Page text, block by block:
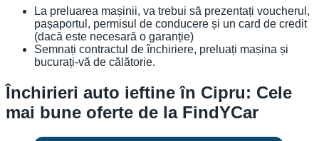
La preluarea mașinii, va trebui să prezentați voucherul,
pașaportul, permisul de conducere și un card de credit
(dacă este necesară o garanție)
Semnați contractul de închiriere, preluați mașina și
bucurați-vă de călătorie.
Închirieri auto ieftine în Cipru: Cele
mai bune oferte de la FindYCar